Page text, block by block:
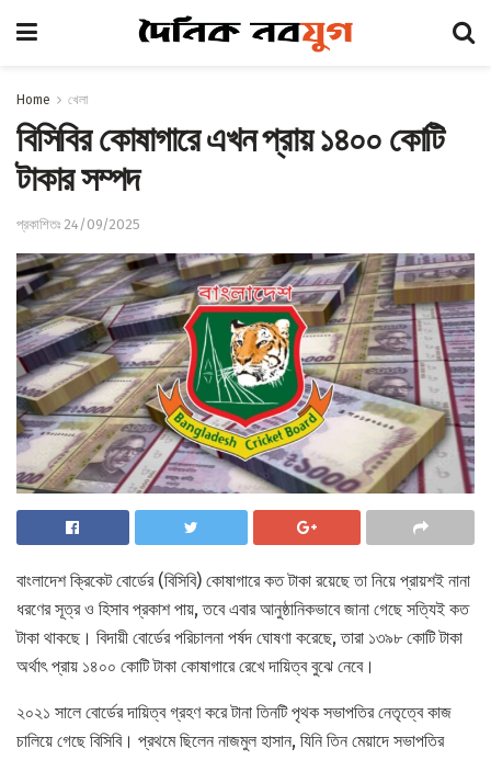
Home খেলা
বিসিবির কোষাগারে এখন প্রায় ১৪০০ কোটি
টাকার সম্পদ
প্রকাশিতঃ 24/09/2025
বাংলাদেশ ক্রিকেট বোর্ডের (বিসিবি) কোষাগারে কত টাকা রয়েছে তা নিয়ে প্রায়শই নানা
ধরণের সূত্র ও হিসাব প্রকাশ পায়, তবে এবার আনুষ্ঠানিকভাবে জানা গেছে সত্যিই কত
টাকা থাকছে। বিদায়ী বোর্ডের পরিচালনা পর্ষদ ঘোষণা করেছে, তারা ১৩৯৮ কোটি টাকা
অর্থাৎ প্রায় ১৪০০ কোটি টাকা কোষাগারে রেখে দায়িত্ব বুঝে নেবে।
২০২১ সালে বোর্ডের দায়িত্ব গ্রহণ করে টানা তিনটি পৃথক সভাপতির নেতৃত্বে কাজ
চালিয়ে গেছে বিসিবি। প্রথমে ছিলেন নাজমুল হাসান, যিনি তিন মেয়াদে সভাপতির